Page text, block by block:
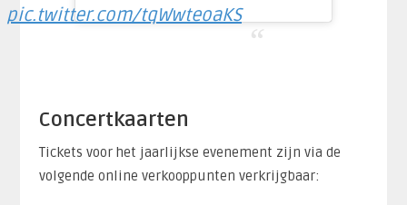
pic.twitter.com/tqWwteoaKS
Concertkaarten
Tickets voor het jaarlijkse evenement zijn via de
volgende online verkooppunten verkrijgbaar: